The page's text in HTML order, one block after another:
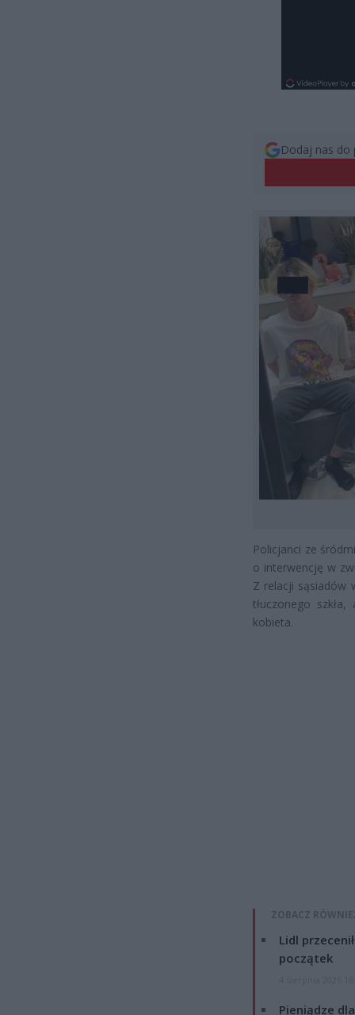
Dodaj nas do
Policjanci ze
o interwencję w
Z relacji sąsiadów
tłuczonego
kobieta.
ZOBACZ
Lidl
początek
Pieniądze